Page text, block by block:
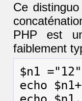
Ce
PHP est
faiblement
$n1
echo